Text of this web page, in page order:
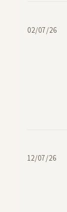
תאריך02/07/26
תאריך12/07/26